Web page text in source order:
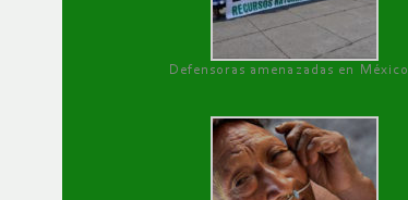
Defensoras amenazadas en México